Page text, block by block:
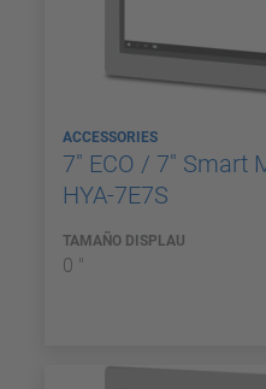
ACCESSORIES
7" ECO / 7" Smart
HYA-7E7S
TAMAÑO DISPLAU
0 "